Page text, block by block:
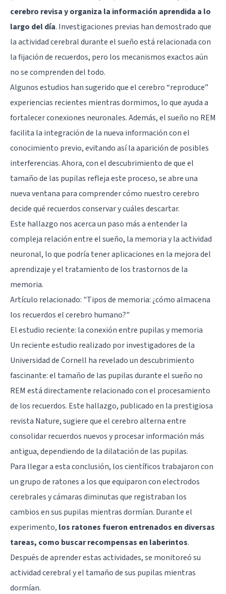
cerebro revisa y organiza la información aprendida a lo
largo del día. Investigaciones previas han demostrado que
la actividad cerebral durante el sueño está relacionada con
la fijación de recuerdos, pero los mecanismos exactos aún
no se comprenden del todo.
Algunos estudios han sugerido que el cerebro “reproduce”
experiencias recientes mientras dormimos, lo que ayuda a
fortalecer conexiones neuronales. Además, el sueño no REM
facilita la integración de la nueva información con el
conocimiento previo, evitando así la aparición de posibles
interferencias. Ahora, con el descubrimiento de que el
tamaño de las pupilas refleja este proceso, se abre una
nueva ventana para comprender cómo nuestro cerebro
decide qué recuerdos conservar y cuáles descartar.
Este hallazgo nos acerca un paso más a entender la
compleja relación entre el sueño, la memoria y la actividad
neuronal, lo que podría tener aplicaciones en la mejora del
aprendizaje y el tratamiento de los trastornos de la
memoria.
Artículo relacionado: "Tipos de memoria: ¿cómo almacena
los recuerdos el cerebro humano?"
El estudio reciente: la conexión entre pupilas y memoria
Un reciente estudio realizado por investigadores de la
Universidad de Cornell ha revelado un descubrimiento
fascinante: el tamaño de las pupilas durante el sueño no
REM está directamente relacionado con el procesamiento
de los recuerdos. Este hallazgo, publicado en la prestigiosa
revista Nature, sugiere que el cerebro alterna entre
consolidar recuerdos nuevos y procesar información más
antigua, dependiendo de la dilatación de las pupilas.
Para llegar a esta conclusión, los científicos trabajaron con
un grupo de ratones a los que equiparon con electrodos
cerebrales y cámaras diminutas que registraban los
cambios en sus pupilas mientras dormían. Durante el
experimento, los ratones fueron entrenados en diversas
tareas, como buscar recompensas en laberintos.
Después de aprender estas actividades, se monitoreó su
actividad cerebral y el tamaño de sus pupilas mientras
dormían.